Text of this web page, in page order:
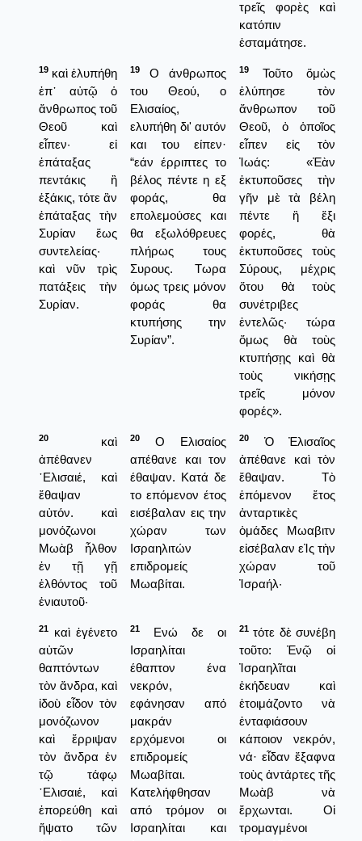
τρεῖς φορὲς καὶ
κατόπιν
ἐσταμάτησε.
19 καὶ ἐλυπήθη
ἐπ᾿ αὐτῷ ὁ
ἄνθρωπος τοῦ
Θεοῦ καὶ
εἶπεν· εἰ
ἐπάταξας
πεντάκις ἢ
ἑξάκις, τότε ἂν
ἐπάταξας τὴν
Συρίαν ἕως
συντελείας·
καὶ νῦν τρὶς
πατάξεις τὴν
Συρίαν.
19
Ο άνθρωπος
του Θεού, ο
Ελισαίος,
ελυπήθη δι' αυτόν
και του είπεν·
“εάν έρριπτες το
βέλος πέντε η εξ
φοράς, θα
επολεμούσες και
θα εξωλόθρευες
πλήρως τους
Συρους. Τωρα
όμως τρεις μόνον
φοράς θα
κτυπήσης την
Συρίαν”.
19
Τοῦτο ὅμὼς
ἐλύπησε τὸν
ἄνθρωπον τοῦ
Θεοῦ, ὀ ὁποῖος
εἶπεν εἰς τὸν
Ἰωάς: «Ἐὰν
ἐκτυποῦσες τὴν
γῆν μὲ τὰ βέλη
πέντε ἢ ἕξι
φορές, θὰ
ἐκτυποῦσες τοὺς
Σύρους, μέχρις
ὅτου θὰ τοὺς
συνέτριβες
ἐντελῶς· τώρα
ὅμως θὰ τοὺς
κτυπήσῃς καὶ θὰ
τοὺς νικήσῃς
τρεῖς μόνον
φορές».
20
καὶ
ἀπέθανεν
῾Ελισαιέ, καὶ
ἔθαψαν
αὐτόν. καὶ
μονόζωνοι
Μωὰβ ἦλθον
ἐν τῇ γῇ
ἐλθόντος τοῦ
ἐνιαυτοῦ·
20
Ο Ελισαίος
απέθανε και τον
έθαψαν. Κατά δε
το επόμενον έτος
εισέβαλαν εις την
χώραν των
Ισραηλιτών
επιδρομείς
Μωαβίται.
20
Ὁ Ἐλισαῖος
ἀπέθανε καὶ τὸν
ἔθαψαν. Τὸ
ἑπόμενον ἔτος
ἀνταρτικὲς
ὁμάδες Μωαβιτν
εἰσέβαλαν εἸς τὴν
χώραν τοῦ
Ἰσραήλ·
21
καὶ ἐγένετο
αὐτῶν
θαπτόντων
τὸν ἄνδρα, καὶ
ἰδοὺ εἶδον τὸν
μονόζωνον
καὶ ἔρριψαν
τὸν ἄνδρα ἐν
τῷ τάφῳ
῾Ελισαιέ, καὶ
ἐπορεύθη καὶ
ἥψατο τῶν
21
Ενώ δε οι
Ισραηλίται
έθαπτον ένα
νεκρόν,
εφάνησαν από
μακράν
ερχόμενοι οι
επιδρομείς
Μωαβίται.
Κατελήφθησαν
από τρόμον οι
Ισραηλίται και
21 τότε δὲ συνέβη
τοῦτο: Ἐνῷ οἱ
Ἰσραηλῖται
ἐκήδευαν καὶ
ἐτοιμάζοντο νὰ
ἐνταφιάσουν
κάποιον νεκρόν,
νά· εἶδαν ἔξαφνα
τοὺς ἀντάρτες τῆς
Μωὰβ νὰ
ἔρχωνται. Οἱ
τρομαγμένοι